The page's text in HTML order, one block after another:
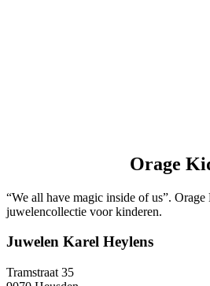
Orage
“We all have magic inside of us”.
juwelencollectie voor kinderen.
Juwelen Karel Heylens
Tramstraat 35